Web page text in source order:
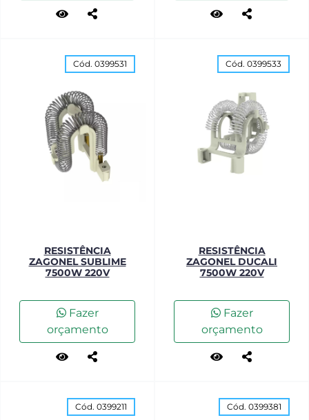
Cód. 0399531
RESISTÊNCIA
ZAGONEL SUBLIME
7500W 220V
Fazer
orçamento
Cód. 0399533
RESISTÊNCIA
ZAGONEL DUCALI
7500W 220V
Fazer
orçamento
Cód. 0399211 Cód. 0399381